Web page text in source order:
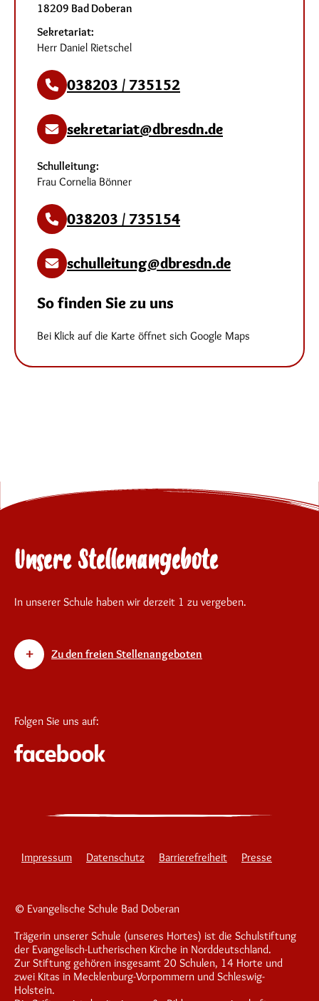
18209 Bad Doberan
Sekretariat:
Herr Daniel Rietschel
038203 / 735152
sekretariat@dbresdn.de
Schulleitung:
Frau Cornelia Bönner
038203 / 735154
schulleitung@dbresdn.de
So finden Sie zu uns
Bei Klick auf die Karte öffnet sich Google Maps
Unsere Stellenangebote
In unserer Schule haben wir derzeit 1 zu vergeben.
Zu den freien Stellenangeboten
Folgen Sie uns auf:
© Evangelische Schule Bad Doberan
Trägerin unserer Schule (unseres Hortes) ist die Schulstiftung
der Evangelisch-Lutherischen Kirche in Norddeutschland.
Zur Stiftung gehören insgesamt 20 Schulen, 14 Horte und
zwei Kitas in Mecklenburg-Vorpommern und Schleswig-
Holstein.
Impressum Datenschutz Barrierefreiheit Presse